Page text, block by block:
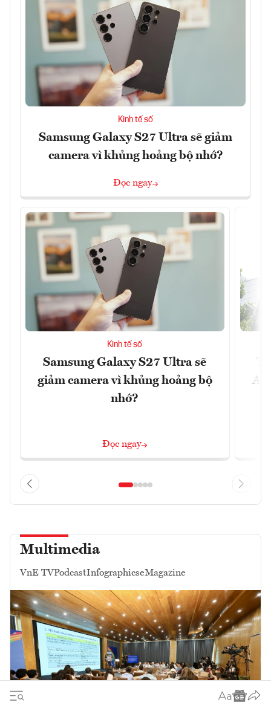
Kinh tế số
Samsung Galaxy S27 Ultra sẽ giảm
camera vì khủng hoảng bộ nhớ?
Đọc ngay
Kinh tế số
Samsung Galaxy S27 Ultra sẽ
giảm camera vì khủng hoảng bộ
nhớ?
Đọc ngay
Multimedia
VnE TVPodcastInfographicseMagazine